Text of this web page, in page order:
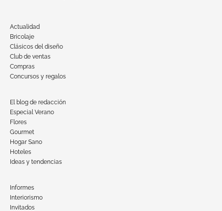
Actualidad
Bricolaje
Clásicos del diseño
Club de ventas
Compras
Concursos y regalos
El blog de redacción
Especial Verano
Flores
Gourmet
Hogar Sano
Hoteles
Ideas y tendencias
Informes
Interiorismo
Invitados